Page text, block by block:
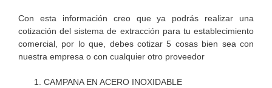
Con esta información creo que ya podrás realizar una
cotización del sistema de extracción para tu establecimiento
comercial, por lo que, debes cotizar 5 cosas bien sea con
nuestra empresa o con cualquier otro proveedor
CAMPANA EN ACERO INOXIDABLE